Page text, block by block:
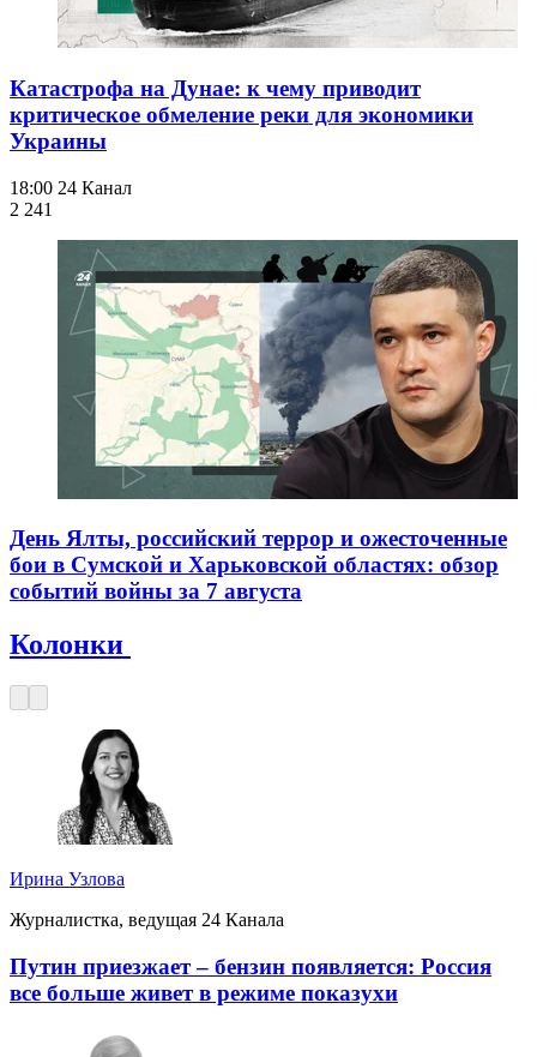
Катастрофа на Дунае: к чему приводит
критическое обмеление реки для экономики
Украины
18:00 24 Канал
2 241
День Ялты, российский террор и ожесточенные
бои в Сумской и Харьковской областях: обзор
событий войны за 7 августа
Колонки
Ирина Узлова
Журналистка, ведущая 24 Канала
Путин приезжает – бензин появляется: Россия
все больше живет в режиме показухи